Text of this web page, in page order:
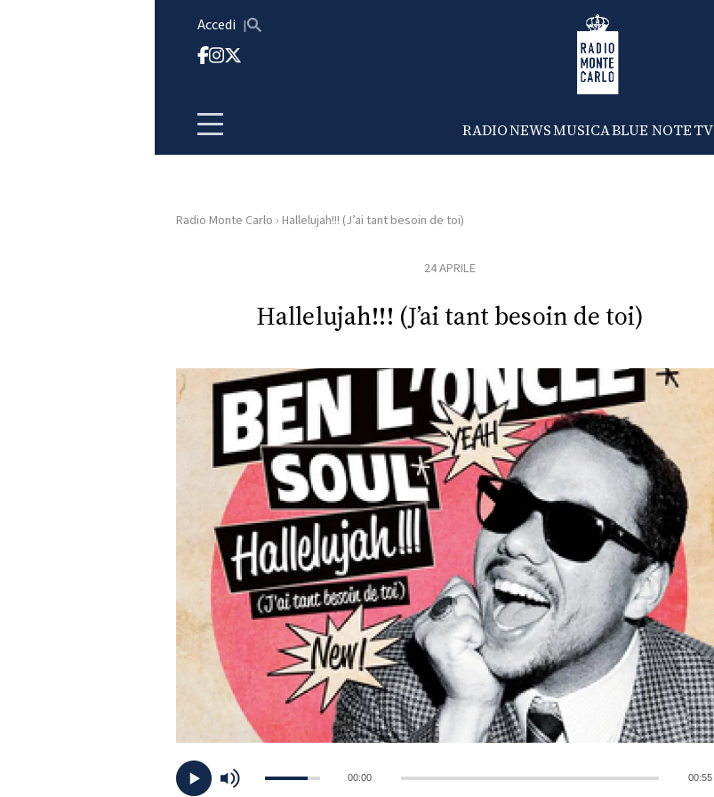
Accedi Radio Monte Carlo
RADIONEWSMUSICABLUE NOTETV
RADIO
PLAYLIST
NEWS
FOTO
CONCORSI
EVENTI
VIDEO
TV
PRINCIPATO
Radio Monte Carlo › Hallelujah!!! (J’ai tant besoin de toi)
24 APRILE
Hallelujah!!! (J’ai tant besoin de toi)
00:00 00:55